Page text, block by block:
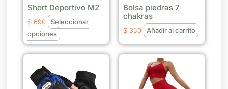
Short Deportivo M2
$ 690
Seleccionar
opciones
pueden
elegir
en
la
página
producto
Bolsa piedras 7
chakras
$ 350 Añadir al carrito
producto
tiene
Este
producto
tiene